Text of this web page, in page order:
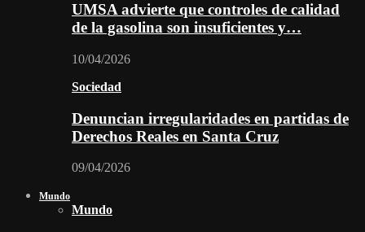
UMSA advierte que controles de calidad
de la gasolina son insuficientes y…
10/04/2026
Sociedad
Denuncian irregularidades en partidas de
Derechos Reales en Santa Cruz
09/04/2026
Mundo
Mundo